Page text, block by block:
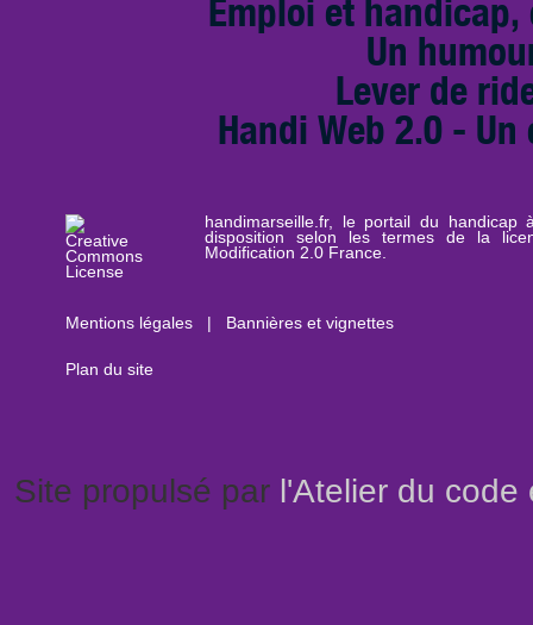
Emploi et
Un
Lever de
Handi Web 2.0 -
handimarseille.fr, le portail du handicap
disposition selon les termes de la
Modification 2.0 France.
Mentions légales Bannières et vignettes
Plan du site
Site propulsé par l'Atelier du